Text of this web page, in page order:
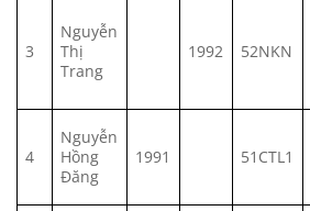
3
Nguyễn
Thị
Trang
1992 52NKN
4
Nguyễn
Hồng
Đăng
1991 51CTL1